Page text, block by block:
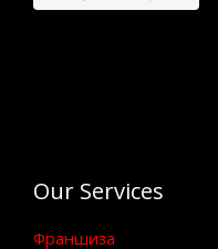
Our Services
Франшиза